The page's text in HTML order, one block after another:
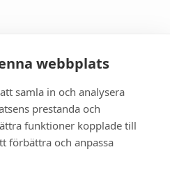
webbplats
samla in och analysera
prestanda och
funktioner kopplade till
förbättra och anpassa